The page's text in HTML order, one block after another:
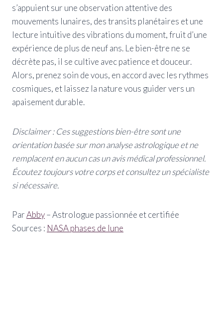
s’appuient sur une observation attentive des
mouvements lunaires, des transits planétaires et une
lecture intuitive des vibrations du moment, fruit d’une
expérience de plus de neuf ans. Le bien-être ne se
décrète pas, il se cultive avec patience et douceur.
Alors, prenez soin de vous, en accord avec les rythmes
cosmiques, et laissez la nature vous guider vers un
apaisement durable.
Disclaimer : Ces suggestions bien-être sont une
orientation basée sur mon analyse astrologique et ne
remplacent en aucun cas un avis médical professionnel.
Écoutez toujours votre corps et consultez un spécialiste
si nécessaire.
ParAbby– Astrologue passionnée et certifiée
Sources : NASA phases de lune